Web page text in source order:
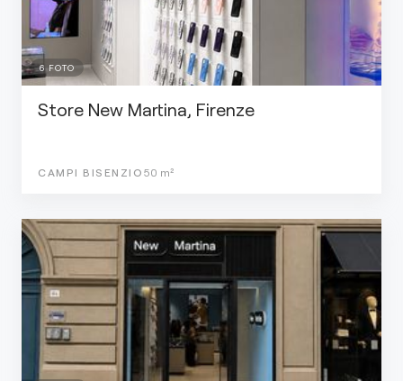
6FOTO
Store New Martina, Firenze
CAMPI BISENZIO 50 m²